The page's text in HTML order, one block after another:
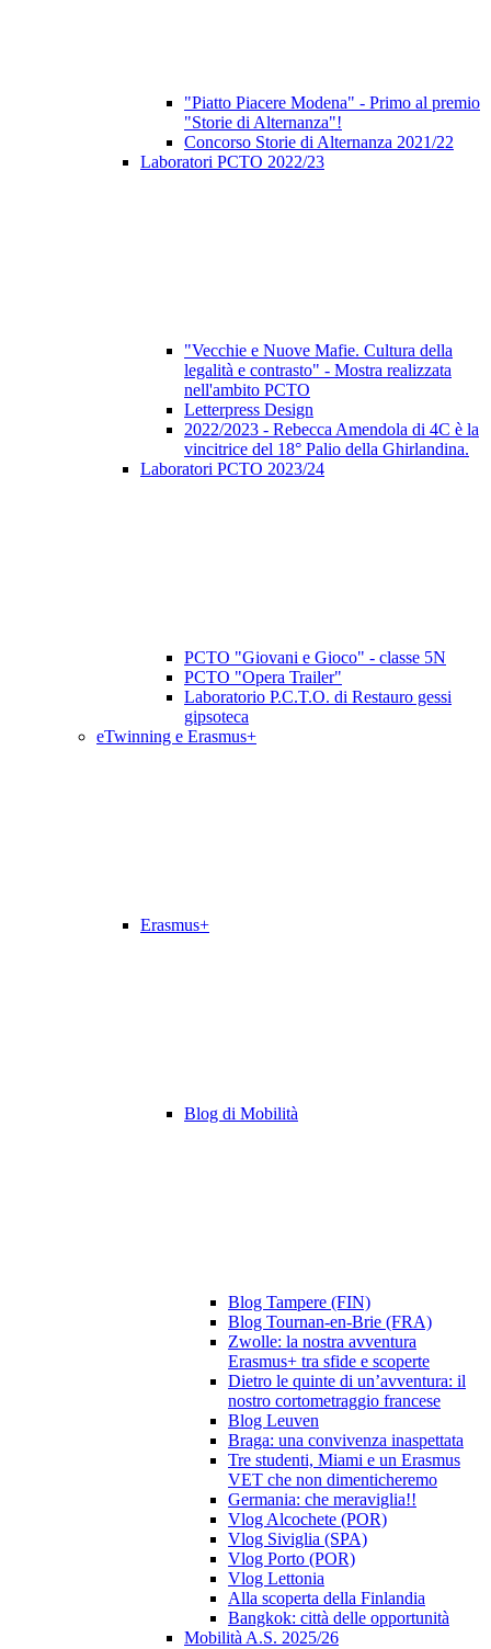
"Piatto Piacere Modena" - Primo al premio
"Storie di Alternanza"!
Concorso Storie di Alternanza 2021/22
Laboratori PCTO 2022/23
"Vecchie e Nuove Mafie. Cultura della
legalità e contrasto" - Mostra realizzata
nell'ambito PCTO
Letterpress Design
2022/2023 - Rebecca Amendola di 4C è la
vincitrice del 18° Palio della Ghirlandina.
Laboratori PCTO 2023/24
PCTO "Giovani e Gioco" - classe 5N
PCTO "Opera Trailer"
Laboratorio P.C.T.O. di Restauro gessi
gipsoteca
eTwinning e Erasmus+
Erasmus+
Blog di Mobilità
Blog Tampere (FIN)
Blog Tournan-en-Brie (FRA)
Zwolle: la nostra avventura
Erasmus+ tra sfide e scoperte
Dietro le quinte di un’avventura: il
nostro cortometraggio francese
Blog Leuven
Braga: una convivenza inaspettata
Tre studenti, Miami e un Erasmus
VET che non dimenticheremo
Germania: che meraviglia!!
Vlog Alcochete (POR)
Vlog Siviglia (SPA)
Vlog Porto (POR)
Vlog Lettonia
Alla scoperta della Finlandia
Bangkok: città delle opportunità
Mobilità A.S. 2025/26